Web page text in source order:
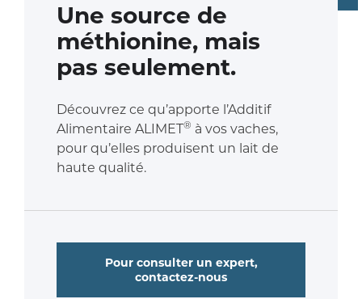
Une source de
méthionine, mais
pas seulement.
Découvrez ce qu’apporte l’Additif
Alimentaire ALIMET® à vos vaches,
pour qu’elles produisent un lait de
haute qualité.
Pour consulter un expert,
contactez-nous